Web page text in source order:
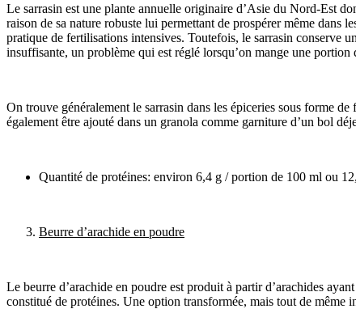
Le sarrasin est une plante annuelle originaire d’Asie du Nord-Est
raison de sa nature robuste lui permettant de prospérer même dans
pratique de fertilisations intensives. Toutefois, le sarrasin conserve
insuffisante, un problème qui est réglé lorsqu’on mange une
On trouve généralement le sarrasin dans les épiceries sous forme
également être ajouté dans un granola comme garniture d’un bol
Quantité de protéines: environ 6,4 g / portion de 100 ml ou
Beurre d’arachide en poudre
Le beurre d’arachide en poudre est produit à partir d’arachides
constitué de protéines. Une option transformée, mais tout de même